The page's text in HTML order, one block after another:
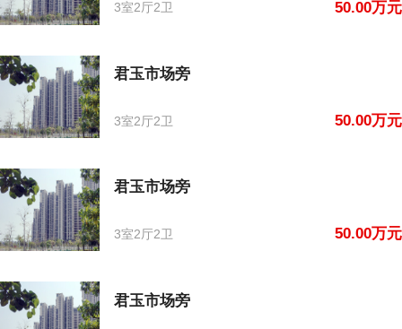
3室2厅2卫 50.00万元
君玉市场旁
3室2厅2卫 50.00万元
君玉市场旁
3室2厅2卫 50.00万元
君玉市场旁